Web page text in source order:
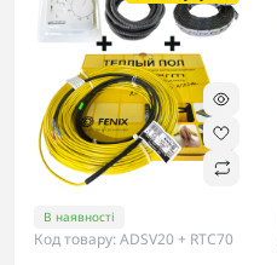
В наявності
Код товару: ADSV20 + RTC70